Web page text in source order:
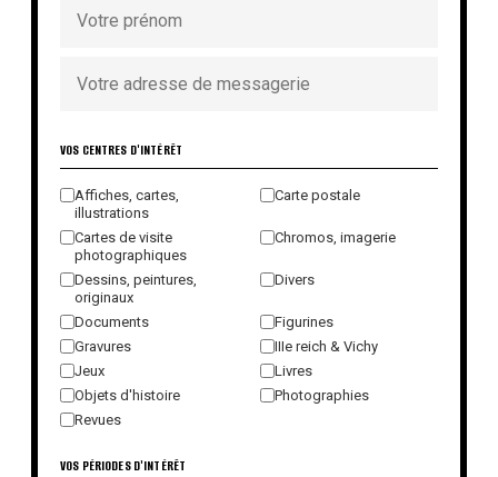
VOS CENTRES D'INTÉRÊT
Affiches, cartes,
illustrations
Carte postale
Cartes de visite
photographiques
Chromos, imagerie
Dessins, peintures,
originaux
Divers
Documents
Figurines
Gravures
IIIe reich & Vichy
Jeux
Livres
Objets d'histoire
Photographies
Revues
VOS PÉRIODES D'INTÉRÊT